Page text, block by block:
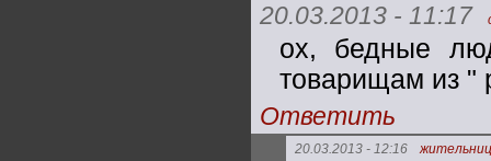
20.03.2013 - 11:17
ох, бедные
товарищам из "
Ответить
20.03.2013 - 12:16